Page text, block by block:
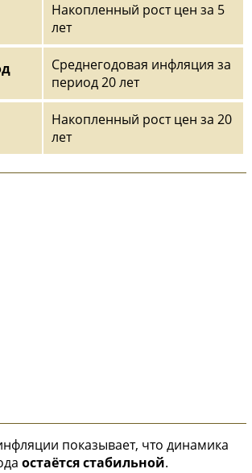
Накопленный рост цен за 5
лет
Среднегодовая инфляция за
период 20 лет
Накопленный рост цен за 20
лет
показывает, что динамика
остаётся стабильной.